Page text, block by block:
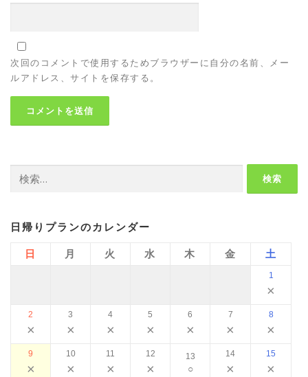
次回のコメントで使用するためブラウザーに自分の名前、メー
ルアドレス、サイトを保存する。
索:
日帰りプランのカレンダー
日 月 火 水 木 金 土
1
×
2
×
3
×
4
×
5
×
6
×
7
×
8
×
9
×
10
×
11
×
12
×
13
○
14
×
15
×